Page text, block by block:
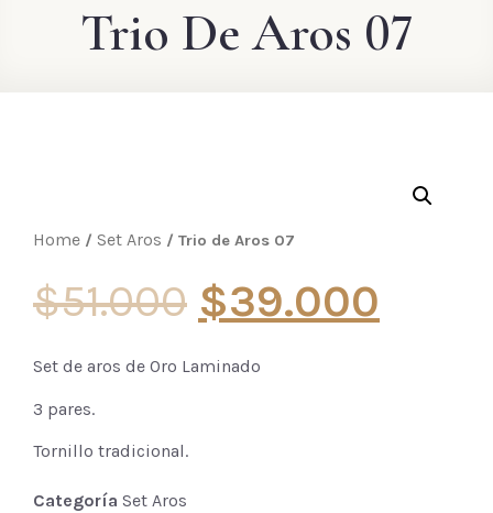
Trio De Aros 07
Home / Set Aros / Trio de Aros 07
$51.000 $39.000
Set de aros de Oro Laminado
3 pares.
Tornillo tradicional.
Categoría Set Aros